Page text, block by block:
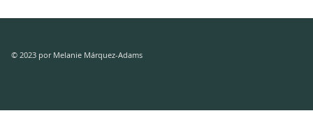
© 2023 por Melanie Márquez-Adams